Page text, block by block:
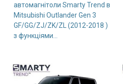
автомагнітоли Smarty Trend в
Mitsubishi Outlander Gen 3
GF/GG/ZJ/ZK/ZL (2012-2018 )
з функціями...